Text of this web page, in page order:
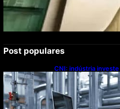
Post populares
CNI: indústria
modernização